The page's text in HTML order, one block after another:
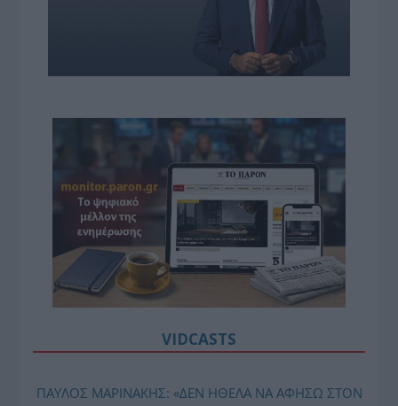
VIDCASTS
ΠΑΥΛΟΣ ΜΑΡΙΝΑΚΗΣ: «ΔΕΝ ΗΘΕΛΑ ΝΑ ΑΦΗΣΩ ΣΤΟΝ